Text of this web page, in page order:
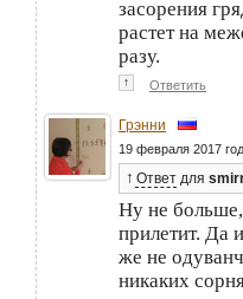
засорения
растет на
разу.
↑ Ответить
Грэнни
19 февраля 2017
↑ Ответ для
Ну не
прилетит. Да
же не
никаких